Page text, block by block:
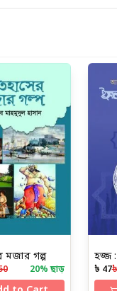
মজার গল্প
20% ছাড় ৳ 47